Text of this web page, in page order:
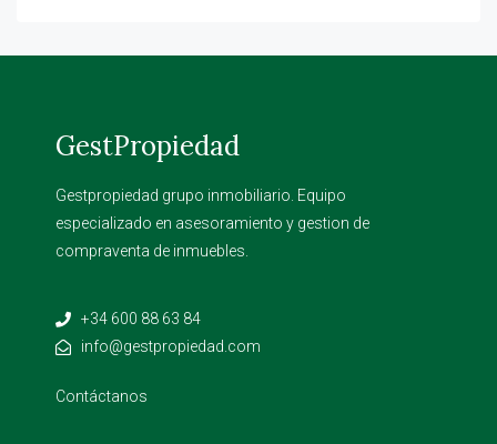
GestPropiedad
Gestpropiedad grupo inmobiliario. Equipo
especializado en asesoramiento y gestion de
compraventa de inmuebles.
+34 600 88 63 84
info@gestpropiedad.com
Contáctanos